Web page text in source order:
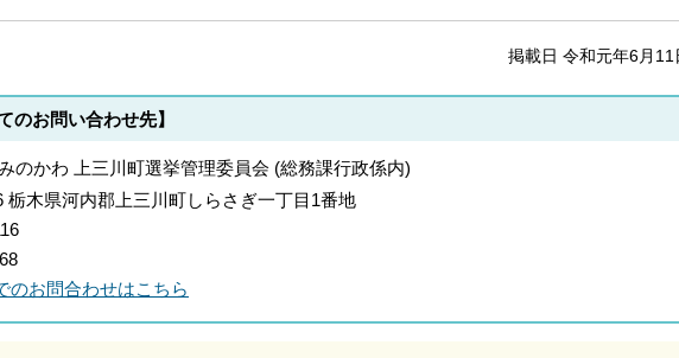
掲載日 令和元年6月11
のお問い合わせ先】
のかわ 上三川町選挙管理委員会 (総務課行政係内)
栃木県河内郡上三川町しらさぎ一丁目1番地
のお問合わせはこちら